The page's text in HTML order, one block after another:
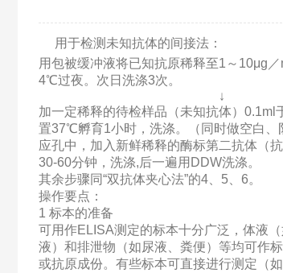
用于检测未知抗体的间接法：
用包被缓冲液将已知抗原稀释至1～10μg／
4℃过夜。次日洗涤3次。
↓
加一定稀释的待检样品（未知抗体）0.1ml
置37℃孵育1小时，洗涤。（同时做空白、
应孔中，加入新鲜稀释的酶标第二抗体（
30-60分钟，洗涤,后一遍用DDW洗涤。
其余步骤同“双抗体夹心法”的4、5、6。
操作要点：
1 标本的准备
可用作ELISA测定的标本十分广泛，体液
液）和排泄物（如尿液、粪便）等均可作
或抗原成份。有些标本可直接进行测定（